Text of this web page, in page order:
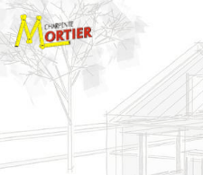
Panneau de gestion des cookies